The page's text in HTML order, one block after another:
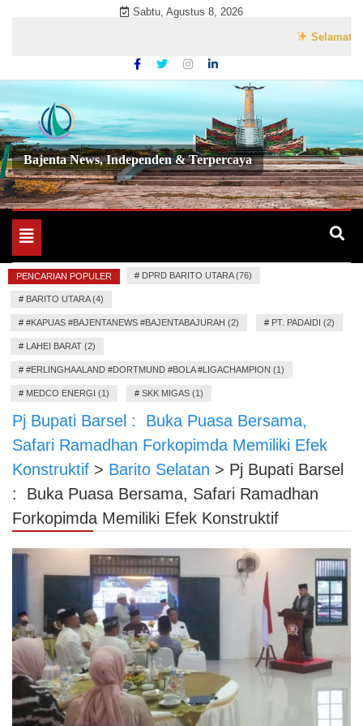
Sabtu, Agustus 8, 2026
Selamat
Bajenta News, Independen & Terpercaya
Toggle
navigation
PENCARIAN POPULER # DPRD BARITO UTARA (76)
# BARITO UTARA (4)
# #KAPUAS #BAJENTANEWS #BAJENTABAJURAH (2) # PT. PADAIDI (2)
# LAHEI BARAT (2)
# #ERLINGHAALAND #DORTMUND #BOLA #LIGACHAMPION (1)
# MEDCO ENERGI (1) # SKK MIGAS (1)
Pj Bupati Barsel : Buka Puasa Bersama,
Safari Ramadhan Forkopimda Memiliki Efek
Konstruktif > Barito Selatan > Pj Bupati Barsel
: Buka Puasa Bersama, Safari Ramadhan
Forkopimda Memiliki Efek Konstruktif